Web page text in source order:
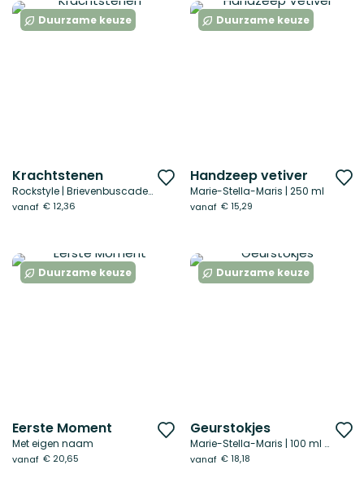
Duurzame keuze
Krachtstenen
Rockstyle | Brievenbuscadeau
vanaf € 12,36
Voeg
toe
aan
Duurzame keuze
Handzeep vetiver
Marie-Stella-Maris | 250 ml
vanaf € 15,29
Duurzame keuze
Eerste Moment
Met eigen naam
vanaf € 20,65
Voeg
toe
aan
Duurzame keuze
Geurstokjes
Marie-Stella-Maris | 100 ml of 250 ml
vanaf € 18,18